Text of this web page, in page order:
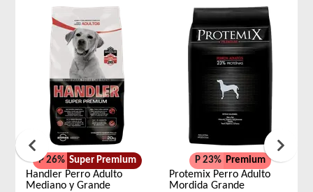
P 26% Super Premium
Handler Perro Adulto
Mediano y Grande
P 23% Premium
Protemix Perro Adulto
Mordida Grande